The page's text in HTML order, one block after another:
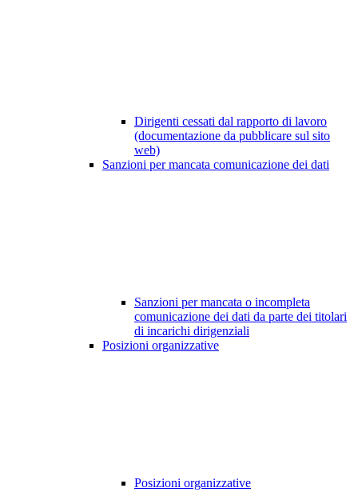
Dirigenti cessati dal rapporto di lavoro
(documentazione da pubblicare sul sito
web)
Sanzioni per mancata comunicazione dei dati
Sanzioni per mancata o incompleta
comunicazione dei dati da parte dei titolari
di incarichi dirigenziali
Posizioni organizzative
Posizioni organizzative